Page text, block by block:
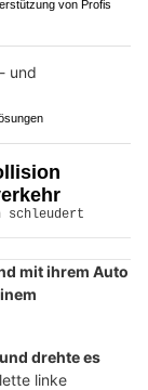
von Profis
mit ihrem Auto
drehte es
linke